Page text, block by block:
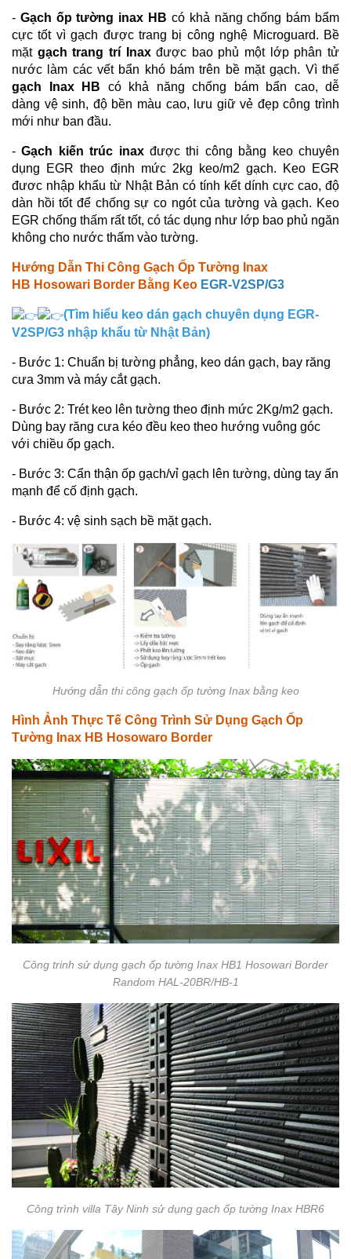
- Gạch ốp tường inax HB có khả năng chống bám bẩm
cực tốt vì gạch được trang bị công nghệ Microguard. Bề
mặt gạch trang trí Inaxđược bao phủ một lớp phân tử
nước làm các vết bẩn khó bám trên bề mặt gạch. Vì thế
gạch Inax HB có khả năng chống bám bẩn cao, dễ
dàng vệ sinh, độ bền màu cao, lưu giữ vẻ đẹp công trình
mới như ban đầu.
-Gạch kiến trúc inaxđược thi công bằng keo chuyên
dụng EGR theo định mức 2kg keo/m2 gạch. Keo EGR
đươc nhập khẩu từ Nhật Bản có tính kết dính cực cao, độ
dàn hồi tốt để chống sự co ngót của tường và gạch. Keo
EGR chống thấm rất tốt, có tác dụng như lớp bao phủ ngăn
không cho nước thấm vào tường.
Hướng Dẫn Thi Công Gạch Ốp Tường Inax
HB Hosowari Border Bằng Keo EGR-V2SP/G3
(Tìm hiểu keo dán gạch chuyên dụng EGR-
V2SP/G3 nhập khẩu từ Nhật Bản)
- Bước 1: Chuẩn bị tường phẳng, keo dán gạch, bay răng
cưa 3mm và máy cắt gạch.
- Bước 2: Trét keo lên tường theo định mức 2Kg/m2 gạch.
Dùng bay răng cưa kéo đều keo theo hướng vuông góc
với chiều ốp gạch.
- Bước 3: Cẩn thận ốp gạch/vỉ gạch lên tường, dùng tay ấn
mạnh để cố định gạch.
- Bước 4: vệ sinh sạch bề mặt gạch.
Hướng dẫn thi công gạch ốp tường Inax bằng keo
Hình Ảnh Thực Tế Công Trình Sử Dụng Gạch Ốp
Tường Inax HB Hosowaro Border
Công trinh sử dụng gạch ốp tường Inax HB1 Hosowari Border
Random HAL-20BR/HB-1
Công trình villa Tây Ninh sử dụng gach ốp tường Inax HBR6